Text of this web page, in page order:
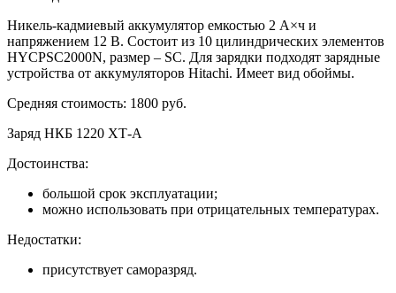
Никель-кадмиевый аккумулятор емкостью 2 А×ч и
напряжением 12 В. Состоит из 10 цилиндрических элементов
HYCPSC2000N, размер – SC. Для зарядки подходят зарядные
устройства от аккумуляторов Hitachi. Имеет вид обоймы.
Средняя стоимость: 1800 руб.
Заряд НКБ 1220 ХТ-А
Достоинства:
большой срок эксплуатации;
можно использовать при отрицательных температурах.
Недостатки:
присутствует саморазряд.